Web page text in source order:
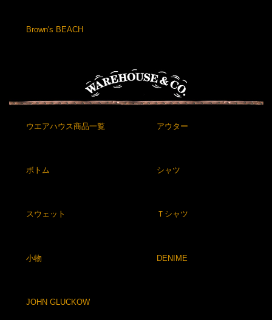
Brown's BEACH
ウエアハウス商品一覧 アウター
ボトム シャツ
スウェット Ｔシャツ
小物 DENIME
JOHN GLUCKOW